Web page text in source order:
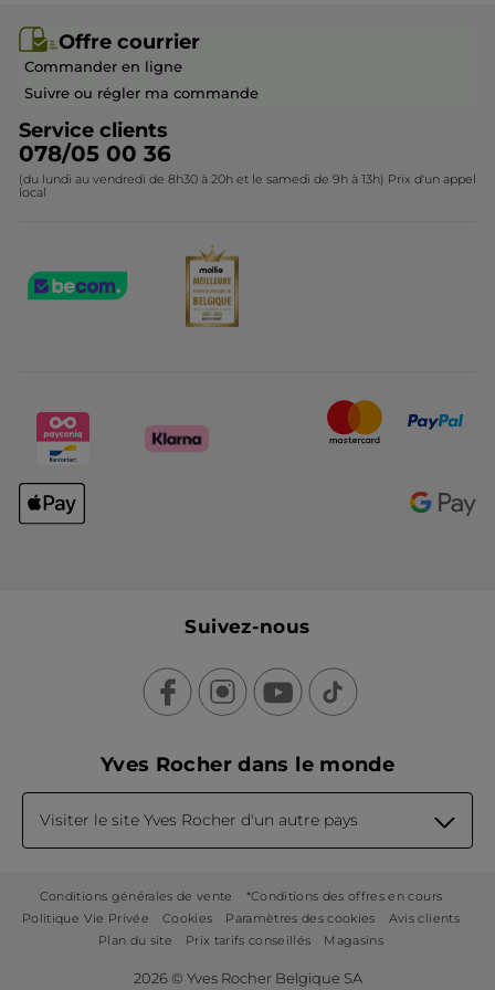
Collection de Noël
Questions & Réponses
Contactez-nous
Devenir franchisé ou gérant
Offre courrier
Commander en ligne
Suivre ou régler ma commande
Service clients
078/05 00 36
(du lundi au vendredi de 8h30 à 20h et le samedi de 9h à 13h) Prix d'un appel
local
Suivez-nous
Yves Rocher dans le monde
Visiter le site Yves Rocher d'un autre pays
Conditions générales de vente
*Conditions des offres en cours
Politique Vie Privée
Cookies Paramètres des cookies
Avis clients
Plan du site
Prix tarifs conseillés Magasins
2026 © Yves Rocher Belgique SA